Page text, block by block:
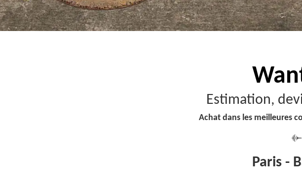
Estimation,
Achat dans les meilleures
Paris -